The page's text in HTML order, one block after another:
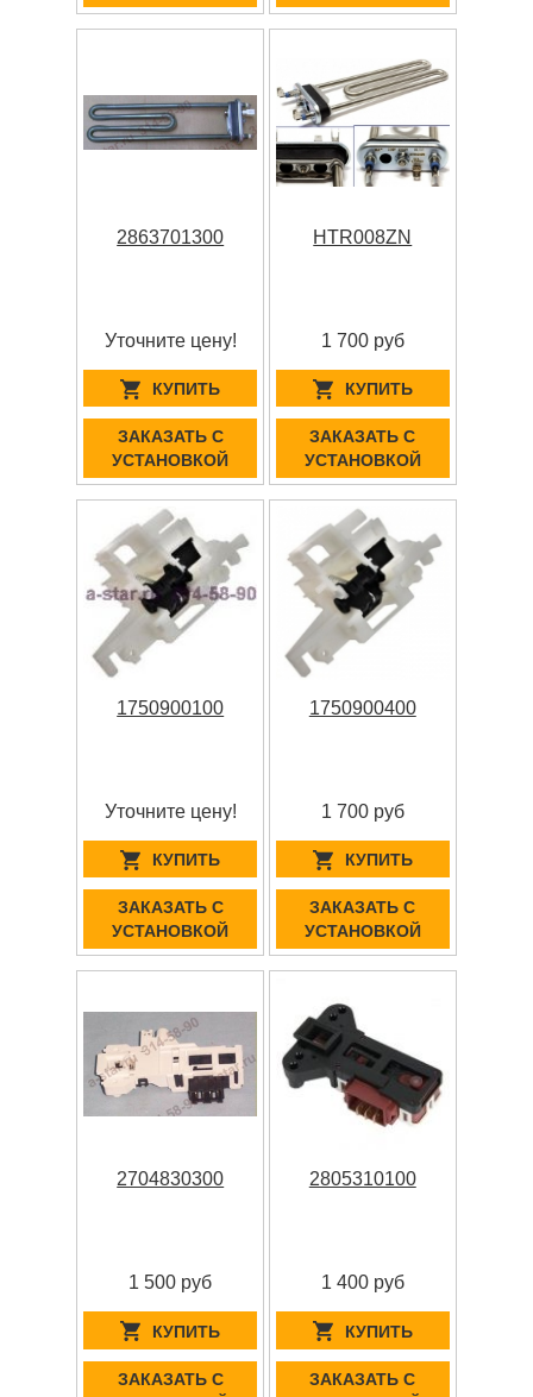
2863701300
Уточните цену!
КУПИТЬ
ЗАКАЗАТЬ С
УСТАНОВКОЙ
HTR008ZN
1 700 руб
КУПИТЬ
ЗАКАЗАТЬ С
УСТАНОВКОЙ
1750900100
Уточните цену!
КУПИТЬ
ЗАКАЗАТЬ С
УСТАНОВКОЙ
1750900400
1 700 руб
КУПИТЬ
ЗАКАЗАТЬ С
УСТАНОВКОЙ
2704830300
1 500 руб
КУПИТЬ
ЗАКАЗАТЬ С
2805310100
1 400 руб
КУПИТЬ
ЗАКАЗАТЬ С